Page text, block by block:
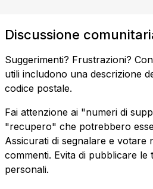
Discussione
Suggerimenti? Frustrazioni?
utili includono una descrizione
codice postale.
Fai attenzione ai "numeri di
"recupero" che potrebbero
Assicurati di segnalare e votare
commenti. Evita di pubblicare le
personali.